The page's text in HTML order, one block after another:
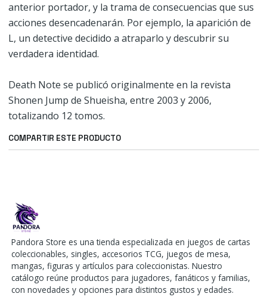
anterior portador, y la trama de consecuencias que sus
acciones desencadenarán. Por ejemplo, la aparición de
L, un detective decidido a atraparlo y descubrir su
verdadera identidad.
Death Note se publicó originalmente en la revista
Shonen Jump de Shueisha, entre 2003 y 2006,
totalizando 12 tomos.
COMPARTIR ESTE PRODUCTO
Pandora Store es una tienda especializada en juegos de cartas
coleccionables, singles, accesorios TCG, juegos de mesa,
mangas, figuras y artículos para coleccionistas. Nuestro
catálogo reúne productos para jugadores, fanáticos y familias,
con novedades y opciones para distintos gustos y edades.